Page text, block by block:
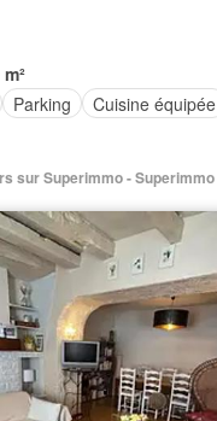
Parking
Cuisine équipée
sur Superimmo - Superimmo